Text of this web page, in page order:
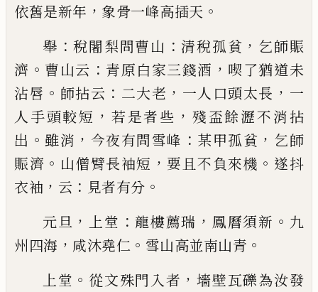
依舊是新年 ， 象骨一峰高插天 。
舉 ：稅闍梨問曹山 ： 清稅孤貧 ， 乞師賑
濟 。 曹山云 ： 青原白家三錢酒 ， 喫了猶道未
沾唇 。 師拈云 ： 二大老 ， 一人 口頭太長 ， 一
人手頭較短 ， 若是者些 ， 殘盃餘瀝不消拈
出 。雖消 ， 今夜有問雪峰 ： 某甲孤貧 ， 乞師
賑濟 。 山僧臂長袖短 ，要且不負來機 。 遂抖
衣袖 ， 云 ： 見者有分 。
元旦 ， 上堂 ： 龍樓薦瑞 ， 鳳曆須新 。 九
州四海 ， 咸沐堯仁 。 雪山高並南山青 。
上堂 。 從文殊門入者 ，墻壁瓦礫為汝發